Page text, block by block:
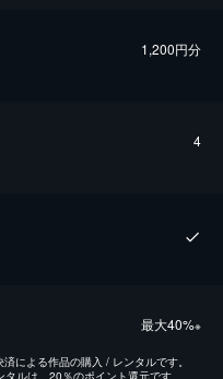
1,200円分
4
最⼤40%※
による作品の購入 / レンタルです。
ルは、20％のポイント還元です。